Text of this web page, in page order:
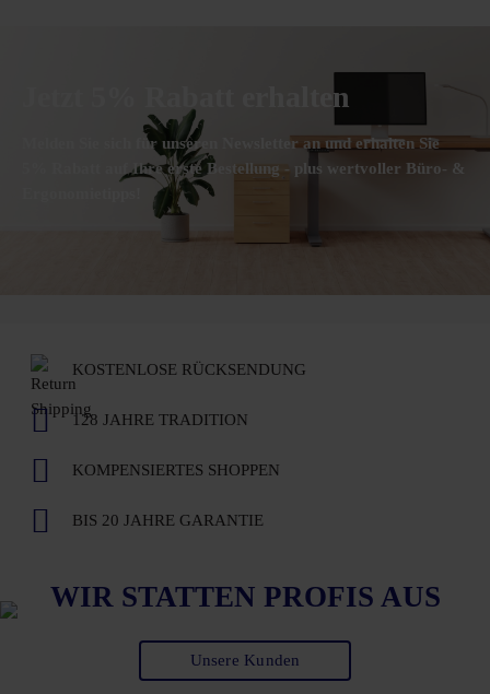
Jetzt 5% Rabatt erhalten
Melden Sie sich für unseren Newsletter an und erhalten Sie
5% Rabatt auf Ihre erste Bestellung - plus wertvoller Büro- &
KOSTENLOSE RÜCKSENDUNG
128 JAHRE TRADITION
KOMPENSIERTES SHOPPEN
BIS 20 JAHRE GARANTIE
WIR STATTEN PROFIS AUS
Unsere Kunden